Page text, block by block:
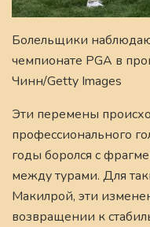
Болельщики
чемпионате PGA в
Чинн/Getty Images
Эти перемены
профессионального
годы боролся с
между турами. Для
Макилрой, эти
возвращении к